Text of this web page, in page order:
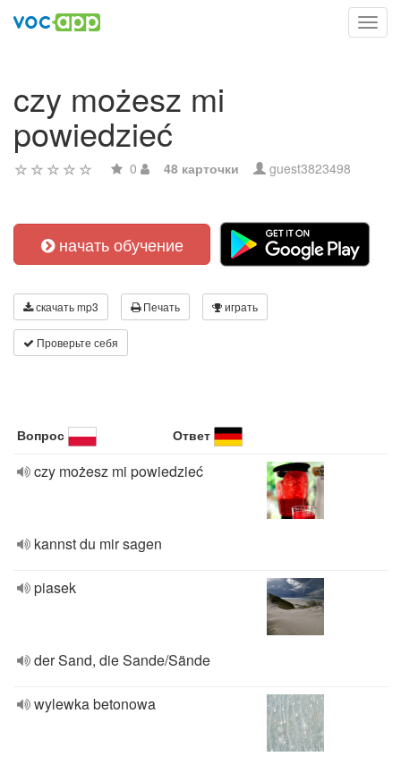
czy możesz mi
powiedzieć
0 48 карточки guest3823498
начать обучение
скачать mp3 Печать играть
Проверьте себя
Вопрос Ответ
czy możesz mi powiedzieć
kannst du mir sagen
piasek
der Sand, die Sande/Sände
wylewka betonowa